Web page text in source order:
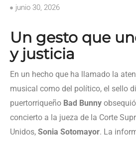
junio 30, 2026
Un gesto que
y justicia
En un hecho que ha llamado la
musical como del político, el sello
puertorriqueño Bad Bunny
concierto a la jueza de la Corte
Unidos, Sonia Sotomayor. La